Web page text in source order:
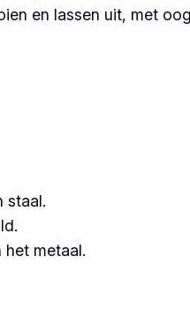
en lassen uit, met
staal.
metaal.